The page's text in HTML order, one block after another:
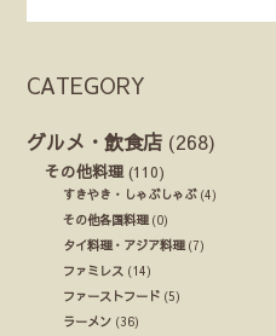
CATEGORY
グルメ・飲食店 (268)
その他料理 (110)
すきやき・しゃぶしゃぶ(4)
その他各国料理(0)
タイ料理・アジア料理(7)
ファミレス (14)
ファーストフード (5)
ラーメン (36)